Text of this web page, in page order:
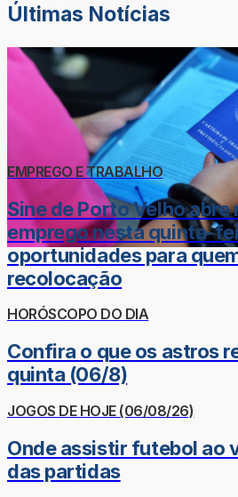
Últimas Notícias
EMPREGO E TRABALHO
Sine de Porto Velho
emprego nesta quinta-
oportunidades para
recolocação
HORÓSCOPO DO DIA
Confira o que os astros
quinta (06/8)
JOGOS DE HOJE (06/08/26)
Onde assistir futebol ao
das partidas